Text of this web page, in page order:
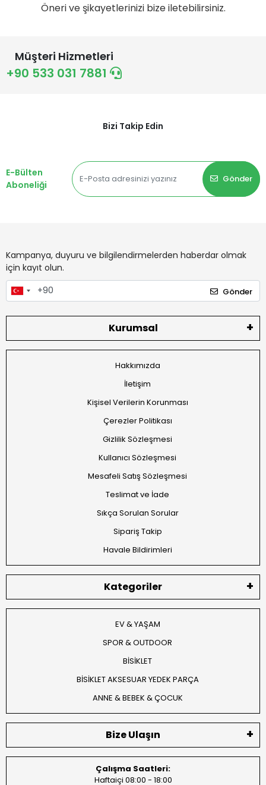
Öneri ve şikayetlerinizi bize iletebilirsiniz.
Müşteri Hizmetleri
+90 533 031 7881
Bizi Takip Edin
E-Bülten
Aboneliği
Gönder
Kampanya, duyuru ve bilgilendirmelerden haberdar olmak
için kayıt olun.
Gönder
Kurumsal
Hakkımızda
İletişim
Kişisel Verilerin Korunması
Çerezler Politikası
Gizlilik Sözleşmesi
Kullanıcı Sözleşmesi
Mesafeli Satış Sözleşmesi
Teslimat ve İade
Sıkça Sorulan Sorular
Sipariş Takip
Havale Bildirimleri
Kategoriler
EV & YAŞAM
SPOR & OUTDOOR
BİSİKLET
BİSİKLET AKSESUAR YEDEK PARÇA
ANNE & BEBEK & ÇOCUK
Bize Ulaşın
Çalışma Saatleri:
Haftaiçi 08:00 - 18:00